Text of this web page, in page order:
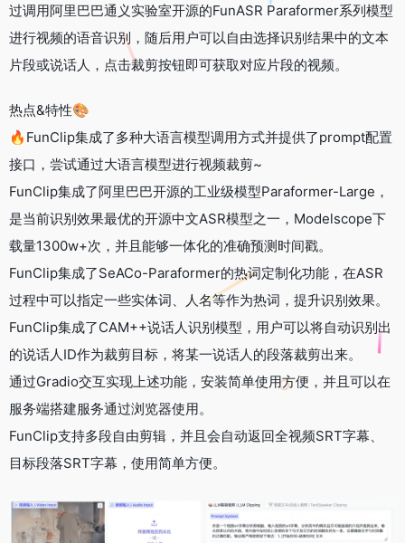
过调用阿里巴巴通义实验室开源的FunASR Paraformer系列模型
进行视频的语音识别，随后用户可以自由选择识别结果中的文本
片段或说话人，点击裁剪按钮即可获取对应片段的视频。
热点&特性🎨
🔥FunClip集成了多种大语言模型调用方式并提供了prompt配置
接口，尝试通过大语言模型进行视频裁剪~
FunClip集成了阿里巴巴开源的工业级模型Paraformer-Large，
是当前识别效果最优的开源中文ASR模型之一，Modelscope下
载量1300w+次，并且能够一体化的准确预测时间戳。
FunClip集成了SeACo-Paraformer的热词定制化功能，在ASR
过程中可以指定一些实体词、人名等作为热词，提升识别效果。
FunClip集成了CAM++说话人识别模型，用户可以将自动识别出
的说话人ID作为裁剪目标，将某一说话人的段落裁剪出来。
通过Gradio交互实现上述功能，安装简单使用方便，并且可以在
服务端搭建服务通过浏览器使用。
FunClip支持多段自由剪辑，并且会自动返回全视频SRT字幕、
目标段落SRT字幕，使用简单方便。